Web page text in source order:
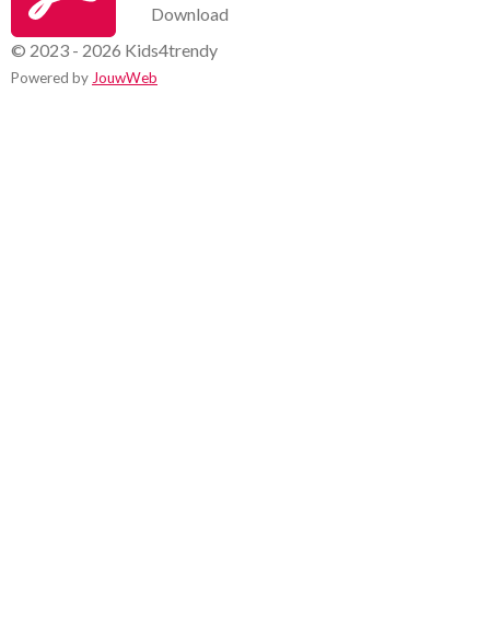
Download
© 2023 - 2026 Kids4trendy
Powered by JouwWeb